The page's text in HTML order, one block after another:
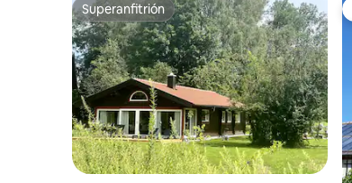
Superanfitrión
Superanfitrión